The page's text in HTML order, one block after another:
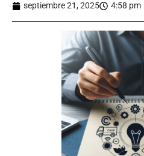
septiembre 21, 2025
4:58 pm